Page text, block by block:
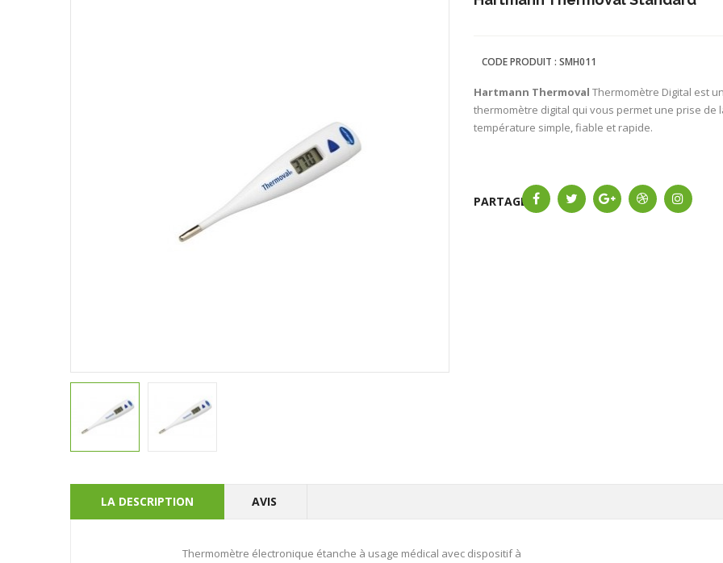
CODE PRODUIT : SMH011
Hartmann Thermoval Thermomètre Digital est un
thermomètre digital qui vous permet une prise de
température simple, fiable et rapide.
PARTAGER
LA DESCRIPTION AVIS
Thermomètre électronique étanche à usage médical avec dispositif à